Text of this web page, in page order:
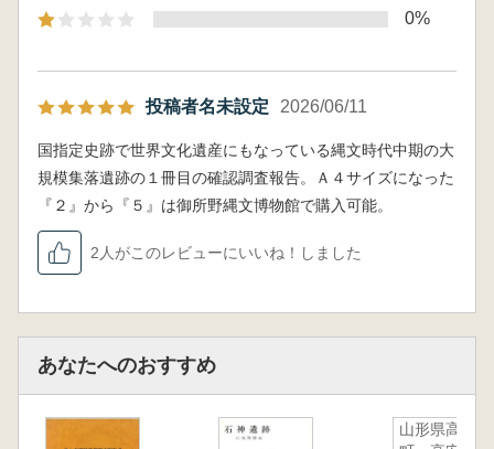
0%
投稿者名未設定 2026/06/11
国指定史跡で世界文化遺産にもなっている縄文時代中期の大
規模集落遺跡の１冊目の確認調査報告。Ａ４サイズになった
『２』から『５』は御所野縄文博物館で購入可能。
2人がこのレビューにいいね！しました
あなたへのおすすめ
山形県高畠